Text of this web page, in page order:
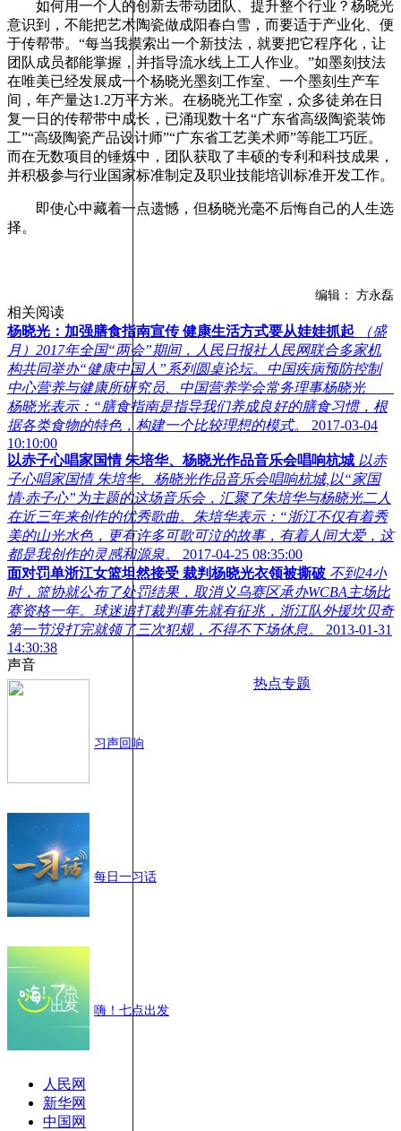
如何用一个人的创新去带动团队、提升整个行业？杨晓光
意识到，不能把艺术陶瓷做成阳春白雪，而要适于产业化、便
于传帮带。“每当我摸索出一个新技法，就要把它程序化，让
团队成员都能掌握，并指导流水线上工人作业。”如墨刻技法
在唯美已经发展成一个杨晓光墨刻工作室、一个墨刻生产车
间，年产量达1.2万平方米。在杨晓光工作室，众多徒弟在日
复一日的传帮带中成长，已涌现数十名“广东省高级陶瓷装饰
工”“高级陶瓷产品设计师”“广东省工艺美术师”等能工巧匠。
而在无数项目的锤炼中，团队获取了丰硕的专利和科技成果，
并积极参与行业国家标准制定及职业技能培训标准开发工作。
即使心中藏着一点遗憾，但杨晓光毫不后悔自己的人生选
择。
编辑： 方永磊
相关阅读
杨晓光：加强膳食指南宣传 健康生活方式要从娃娃抓起
（盛
月）2017年全国“两会”期间，人民日报社人民网联合多家机
构共同举办“健康中国人”系列圆桌论坛。中国疾病预防控制
中心营养与健康所研究员、中国营养学会常务理事杨晓光
杨晓光表示：“膳食指南是指导我们养成良好的膳食习惯，根
据各类食物的特色，构建一个比较理想的模式。
2017-03-04
10:10:00
以赤子心唱家国情 朱培华、杨晓光作品音乐会唱响杭城 以赤
子心唱家国情 朱培华、杨晓光作品音乐会唱响杭城,以“家国
情·赤子心”为主题的这场音乐会，汇聚了朱培华与杨晓光二人
在近三年来创作的优秀歌曲。朱培华表示：“浙江不仅有着秀
美的山光水色，更有许多可歌可泣的故事，有着人间大爱，这
都是我创作的灵感和源泉。
2017-04-25 08:35:00
面对罚单浙江女篮坦然接受 裁判杨晓光衣领被撕破 不到24小
时，篮协就公布了处罚结果，取消义乌赛区承办WCBA主场比
赛资格一年。球迷追打裁判事先就有征兆，浙江队外援坎贝奇
第一节没打完就领了三次犯规，不得不下场休息。
2013-01-31
14:30:38
声音
习声回响
每日一习话
嗨！七点出发
热点专题
人民网
新华网
中国网